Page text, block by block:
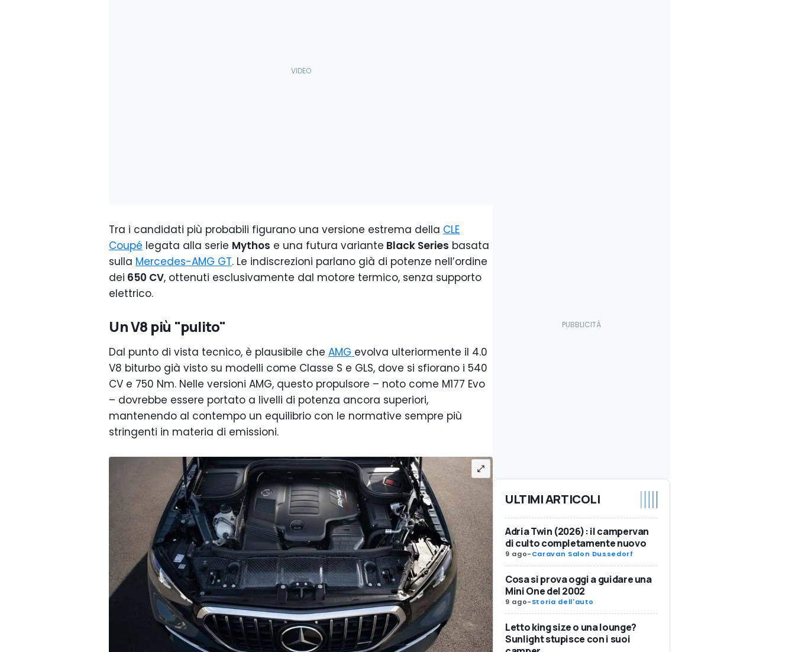
Tra i candidati più probabili figurano una versione estrema della CLE
Coupé legata alla serie Mythos e una futura variante Black Series basata
sulla Mercedes-AMG GT. Le indiscrezioni parlano già di potenze nell’ordine
dei 650 CV, ottenuti esclusivamente dal motore termico, senza supporto
elettrico.
Un V8 più "pulito"
Dal punto di vista tecnico, è plausibile che AMG evolva ulteriormente il 4.0
V8 biturbo già visto su modelli come Classe S e GLS, dove si sfiorano i 540
CV e 750 Nm. Nelle versioni AMG, questo propulsore – noto come M177 Evo
– dovrebbe essere portato a livelli di potenza ancora superiori,
mantenendo al contempo un equilibrio con le normative sempre più
stringenti in materia di emissioni.
ULTIMI ARTICOLI
Adria Twin (2026): il campervan
di culto completamente nuovo
9 ago-Caravan Salon Dussedorf
Cosa si prova oggi a guidare una
Mini One del 2002
9 ago-Storia dell'auto
Letto king size o una lounge?
Sunlight stupisce con i suoi